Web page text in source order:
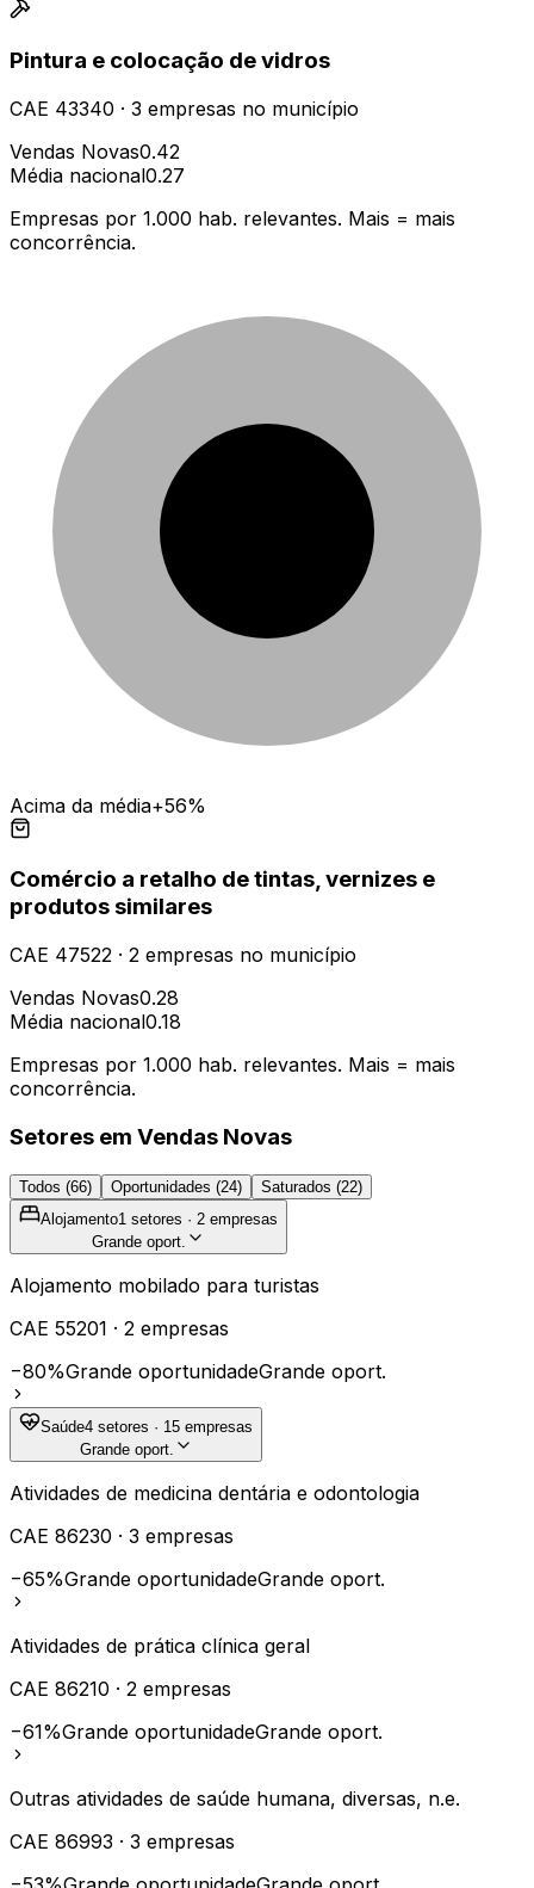
Pintura e colocação de vidros
CAE 43340 · 3 empresas no município
Vendas Novas0.42
Média nacional0.27
Empresas por 1.000 hab. relevantes. Mais = mais
concorrência.
Acima da média+56%
Comércio a retalho de tintas, vernizes e
produtos similares
CAE 47522 · 2 empresas no município
Vendas Novas0.28
Média nacional0.18
Empresas por 1.000 hab. relevantes. Mais = mais
concorrência.
Setores em Vendas Novas
Todos (66) Oportunidades (24) Saturados (22)
Alojamento1 setores · 2 empresas
Grande oport.
Alojamento mobilado para turistas
CAE 55201 · 2 empresas
−80%Grande oportunidadeGrande oport.
Saúde4 setores · 15 empresas
Grande oport.
Atividades de medicina dentária e odontologia
CAE 86230 · 3 empresas
−65%Grande oportunidadeGrande oport.
Atividades de prática clínica geral
CAE 86210 · 2 empresas
−61%Grande oportunidadeGrande oport.
Outras atividades de saúde humana, diversas, n.e.
CAE 86993 · 3 empresas